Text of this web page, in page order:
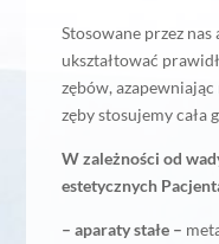
Stosowane przez
ukształtować
zębów,
zęby stosujemy cała
W zależności od
estetycznych
– aparaty stałe –